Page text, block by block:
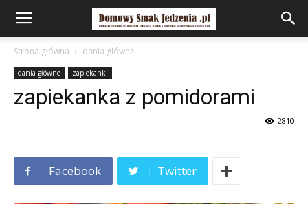
Strona główna dania główne
dania główne zapiekanki
zapiekanka z pomidorami
2810
Facebook Twitter